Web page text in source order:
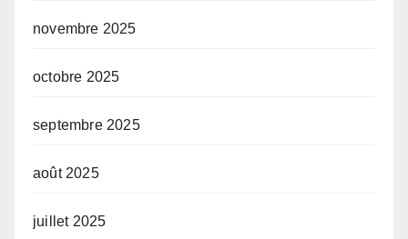
novembre 2025
octobre 2025
septembre 2025
août 2025
juillet 2025